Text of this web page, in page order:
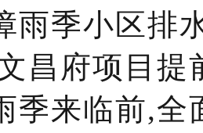
雨季小区排
昌府项目提
季来临前,